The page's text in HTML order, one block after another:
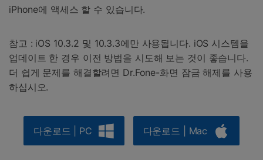
iPhone에 액세스 할 수 있습니다.
참고 : iOS 10.3.2 및 10.3.3에만 사용됩니다. iOS 시스템을
업데이트 한 경우 이전 방법을 시도해 보는 것이 좋습니다.
더 쉽게 문제를 해결할려면 Dr.Fone-화면 잠금 해제를 사용
하십시오.
다운로드 | PC 다운로드 | Mac